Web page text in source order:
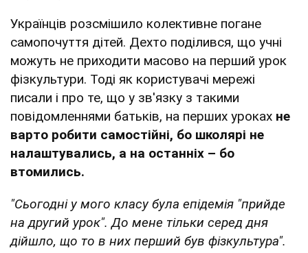
Українців розсмішило колективне погане
самопочуття дітей. Дехто поділився, що учні
можуть не приходити масово на перший урок
фізкультури. Тоді як користувачі мережі
писали і про те, що у зв'язку з такими
повідомленнями батьків, на перших уроках не
варто робити самостійні, бо школярі не
налаштувались, а на останніх – бо
втомились.
"Сьогодні у мого класу була епідемія "прийде
на другий урок". До мене тільки серед дня
дійшло, що то в них перший був фізкультура".